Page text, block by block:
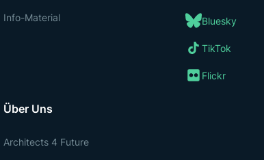
Info-Material Bluesky
TikTok
Flickr
Über Uns
Architects 4 Future